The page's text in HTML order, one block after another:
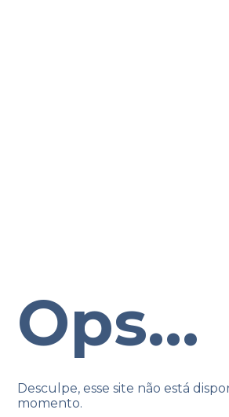
Ops...
Desculpe, esse site não está
momento.